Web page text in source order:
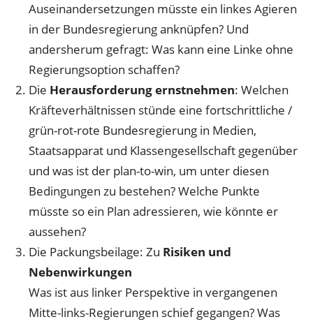
Auseinandersetzungen müsste ein linkes Agieren
in der Bundesregierung anknüpfen? Und
andersherum gefragt: Was kann eine Linke ohne
Regierungsoption schaffen?
Die Herausforderung ernstnehmen: Welchen
Kräfteverhältnissen stünde eine fortschrittliche /
grün-rot-rote Bundesregierung in Medien,
Staatsapparat und Klassengesellschaft gegenüber
und was ist der plan-to-win, um unter diesen
Bedingungen zu bestehen? Welche Punkte
müsste so ein Plan adressieren, wie könnte er
aussehen?
Die Packungsbeilage: Zu Risiken und
Nebenwirkungen
Was ist aus linker Perspektive in vergangenen
Mitte-links-Regierungen schief gegangen? Was